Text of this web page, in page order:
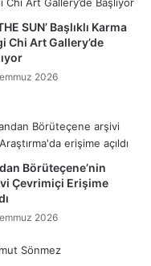
SUN’ Başlıklı Karma
Chi Art Gallery’de
2026
Börüteçene’nin
Çevrimiçi Erişime
2026